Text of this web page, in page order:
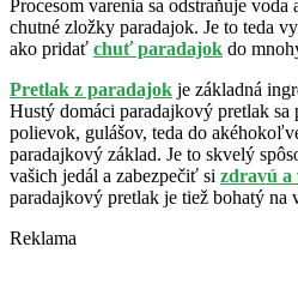
Procesom varenia sa odstraňuje voda
chutné zložky paradajok. Je to teda
ako pridať chuť paradajok do
Pretlak z paradajok je základná
Hustý domáci paradajkový pretlak
polievok, gulášov, teda do
paradajkový základ. Je to skvelý
vašich jedál a zabezpečiť si zdravú a
paradajkový pretlak je tiež bohatý na
Reklama